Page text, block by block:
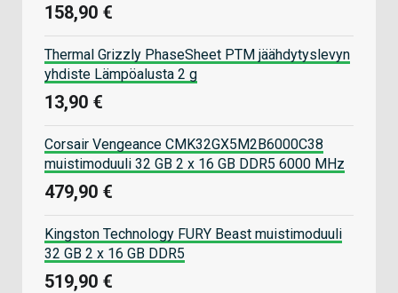
158,90 €
Thermal Grizzly PhaseSheet PTM jäähdytyslevyn
yhdiste Lämpöalusta 2 g
13,90 €
Corsair Vengeance CMK32GX5M2B6000C38
muistimoduuli 32 GB 2 x 16 GB DDR5 6000 MHz
479,90 €
Kingston Technology FURY Beast muistimoduuli
32 GB 2 x 16 GB DDR5
519,90 €